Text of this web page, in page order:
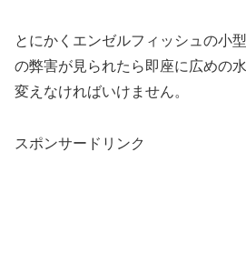
とにかくエンゼルフィッシュの小
の弊害が見られたら即座に広めの
変えなければいけません。
スポンサードリンク